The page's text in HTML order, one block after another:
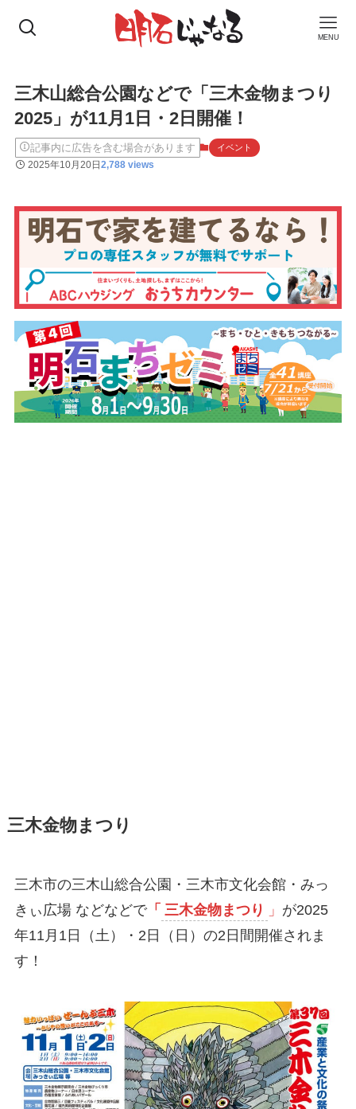
MENU
三木山総合公園などで「三木金物まつり
2025」が11月1日・2日開催！
記事内に広告を含む場合があります イベント
2025年10月20日2,788 views
三木金物まつり
三木市の三木山総合公園・三木市文化会館・みっ
きぃ広場 などなどで「 三木金物まつり 」 が2025
年11月1日（土）・2日（日）の2日間開催されま
す！